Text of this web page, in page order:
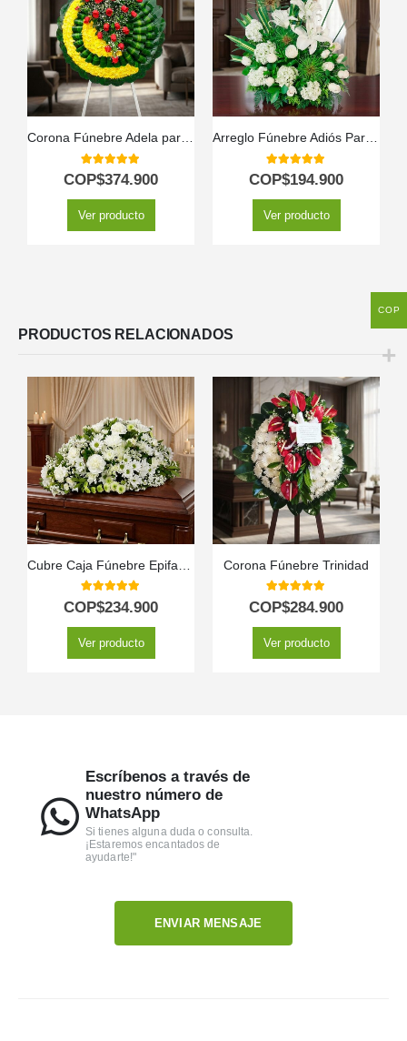
Corona Fúnebre Adela para Tanatorio y Condolencias 🕊️
5.00out of 5
COP$374.900
Ver producto
Arreglo Fúnebre Adiós Para Siempre
5.00out of 5
COP$194.900
Ver producto
PRODUCTOS RELACIONADOS
5.00out of 5
COP$234.900
Ver producto
Corona Fúnebre Trinidad
5.00out of 5
COP$284.900
Ver producto
Escríbenos a través de
nuestro número de
WhatsApp
Si tienes alguna duda o consulta.
¡Estaremos encantados de
ayudarte!"
ENVIAR MENSAJE
COP